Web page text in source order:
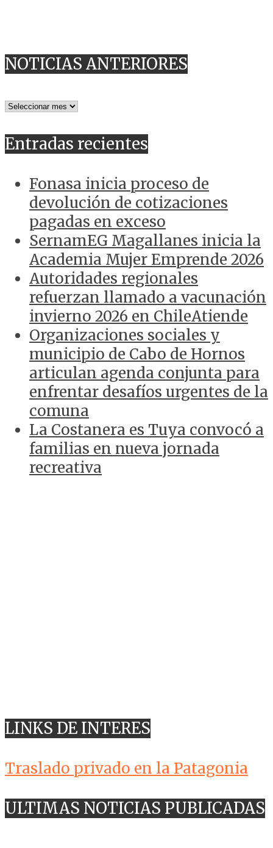
NOTICIAS ANTERIORES
NOTICIAS
Entradas recientes
Fonasa inicia proceso de
devolución de cotizaciones
pagadas en exceso
SernamEG Magallanes inicia la
Academia Mujer Emprende 2026
Autoridades regionales
refuerzan llamado a vacunación
invierno 2026 en ChileAtiende
Organizaciones sociales y
municipio de Cabo de Hornos
articulan agenda conjunta para
enfrentar desafíos urgentes de la
comuna
La Costanera es Tuya convocó a
familias en nueva jornada
recreativa
LINKS DE INTERES
Traslado privado en la Patagonia
ULTIMAS NOTICIAS PUBLICADAS